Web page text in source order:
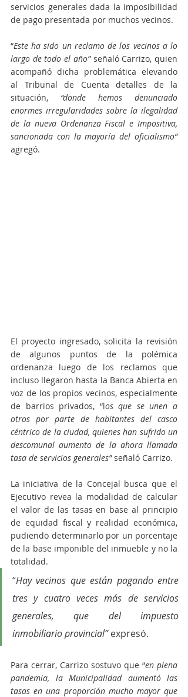
servicios generales dada la imposibilidad
de pago presentada por muchos vecinos.
“Este ha sido un reclamo de los vecinos a lo
largo de todo el año” señaló Carrizo, quien
acompañó dicha problemática elevando
al Tribunal de Cuenta detalles de la
situación, “donde hemos denunciado
enormes irregularidades sobre la ilegalidad
de la nueva Ordenanza Fiscal e Impositiva,
sancionada con la mayoría del oficialismo”
agregó.
El proyecto ingresado, solicita la revisión
de algunos puntos de la polémica
ordenanza luego de los reclamos que
incluso llegaron hasta la Banca Abierta en
voz de los propios vecinos, especialmente
de barrios privados, “los que se unen a
otros por parte de habitantes del casco
céntrico de la ciudad, quienes han sufrido un
descomunal aumento de la ahora llamada
tasa de servicios generales” señaló Carrizo.
La iniciativa de la Concejal busca que el
Ejecutivo revea la modalidad de calcular
el valor de las tasas en base al principio
de equidad fiscal y realidad económica,
pudiendo determinarlo por un porcentaje
de la base imponible del inmueble y no la
totalidad.
“Hay vecinos que están pagando entre
tres y cuatro veces más de servicios
generales, que del impuesto
inmobiliario provincial” expresó.
Para cerrar, Carrizo sostuvo que “en plena
pandemia, la Municipalidad aumentó las
tasas en una proporción mucho mayor que